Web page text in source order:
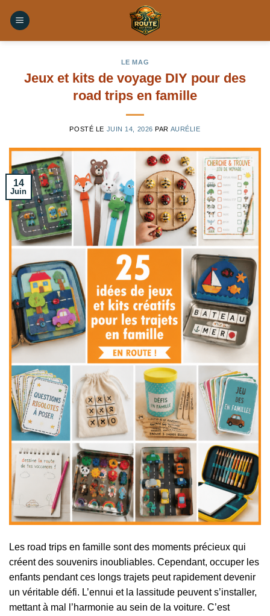
LE MAG
Jeux et kits de voyage DIY pour des
road trips en famille
POSTÉ LE JUIN 14, 2026 PAR AURÉLIE
14
Juin
Les road trips en famille sont des moments précieux qui
créent des souvenirs inoubliables. Cependant, occuper les
enfants pendant ces longs trajets peut rapidement devenir
un véritable défi. L’ennui et la lassitude peuvent s’installer,
mettant à mal l’harmonie au sein de la voiture. C’est